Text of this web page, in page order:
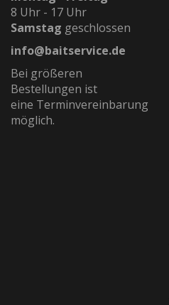
8 Uhr - 17 Uhr
Samstag geschlossen
info@baitservice.de
Bei größeren
Bestellungen ist
eine Terminvereinbarung
möglich.